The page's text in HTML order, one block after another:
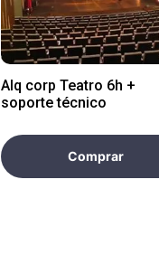
Alq corp Teatro 6h +
soporte técnico
Comprar